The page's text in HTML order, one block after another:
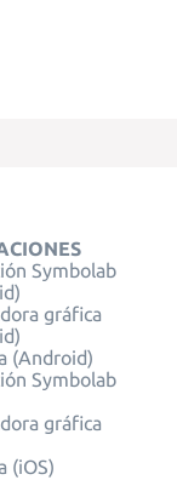
Symbolab
gráfica
(Android)
Symbolab
gráfica
(iOS)